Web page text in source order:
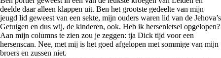
deelde daar alleen klappen uit. Ben het grootste gedeelte van mijn
jeugd lid geweest van een sekte, mijn ouders waren lid van de Jehova’s
Getuigen en dus wij, de kinderen, ook. Heb ik hersenletsel opgelopen?
Aan mijn columns te zien zou je zeggen: tja Dick tijd voor een
hersenscan. Nee, met mij is het goed afgelopen met sommige van mijn
broers en zussen niet.